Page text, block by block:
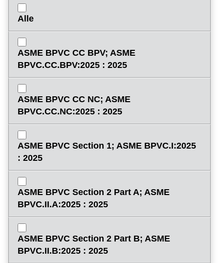
Alle
ASME BPVC CC BPV; ASME
BPVC.CC.BPV:2025 : 2025
ASME BPVC CC NC; ASME
BPVC.CC.NC:2025 : 2025
ASME BPVC Section 1; ASME BPVC.I:2025
: 2025
ASME BPVC Section 2 Part A; ASME
BPVC.II.A:2025 : 2025
ASME BPVC Section 2 Part B; ASME
BPVC.II.B:2025 : 2025